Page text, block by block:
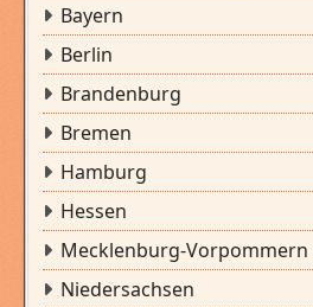
Bayern
Berlin
Brandenburg
Bremen
Hamburg
Hessen
Mecklenburg-Vorpommern
Niedersachsen